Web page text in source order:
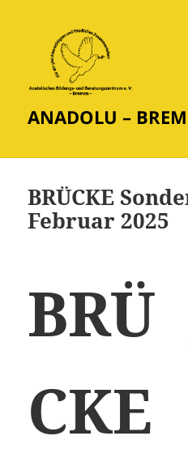
ANADOLU –
BRÜCKE
Februar 2025
BRÜ
CKE